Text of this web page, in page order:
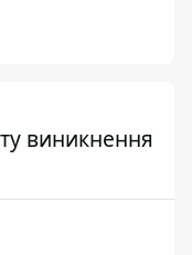
виникнення